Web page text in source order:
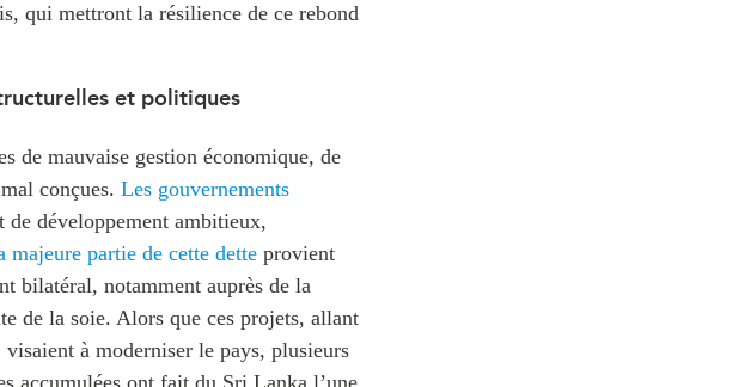
qui mettront la résilience de ce rebond
et politiques
de mauvaise gestion économique, de
conçues. Les gouvernements
de développement ambitieux,
majeure partie de cette dette provient
bilatéral, notamment auprès de la
de la soie. Alors que ces projets, allant
visaient à moderniser le pays, plusieurs